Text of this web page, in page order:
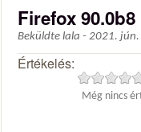
Firefox 90.0b8
Beküldte lala - 2021.
Értékelés:
Még nincs